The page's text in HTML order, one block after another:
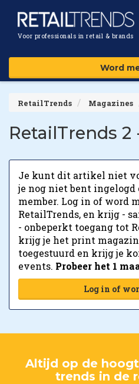
Voor professionals in retail & brands
Word
RetailTrends Magazines
RetailTrends 2
Je kunt dit artikel niet
je nog niet bent ingelogd
member. Log in of word
RetailTrends, en krijg -
- onbeperkt toegang tot
krijg je het print
toegestuurd en krijg je
events. Probeer het 1
Log in of
Altijd op de
trends in de